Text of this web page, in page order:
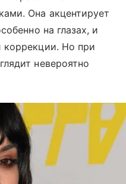
Она акцентирует
на глазах, и
коррекции. Но при
невероятно